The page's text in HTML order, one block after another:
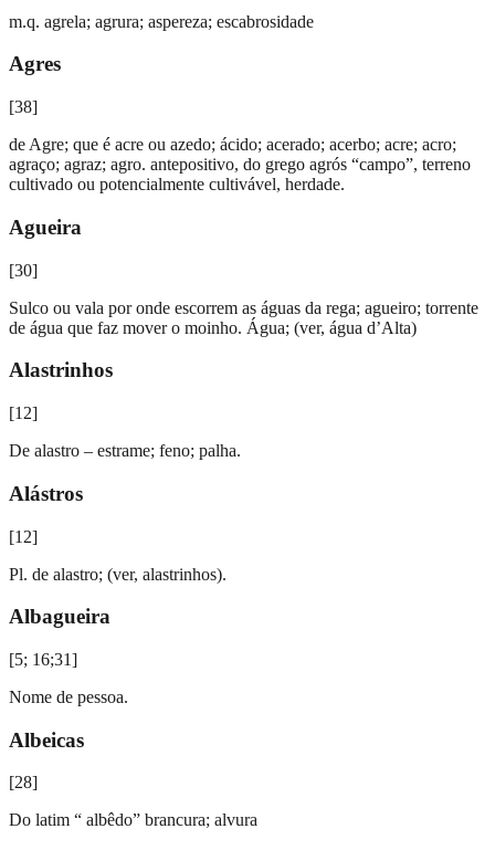
m.q. agrela; agrura; aspereza; escabrosidade
Agres
[38]
de Agre; que é acre ou azedo; ácido; acerado; acerbo; acre; acro;
agraço; agraz; agro. antepositivo, do grego agrós “campo”, terreno
cultivado ou potencialmente cultivável, herdade.
Agueira
[30]
Sulco ou vala por onde escorrem as águas da rega; agueiro; torrente
de água que faz mover o moinho. Água; (ver, água d’Alta)
Alastrinhos
[12]
De alastro – estrame; feno; palha.
Alástros
[12]
Pl. de alastro; (ver, alastrinhos).
Albagueira
[5; 16;31]
Nome de pessoa.
Albeicas
[28]
Do latim “ albêdo” brancura; alvura